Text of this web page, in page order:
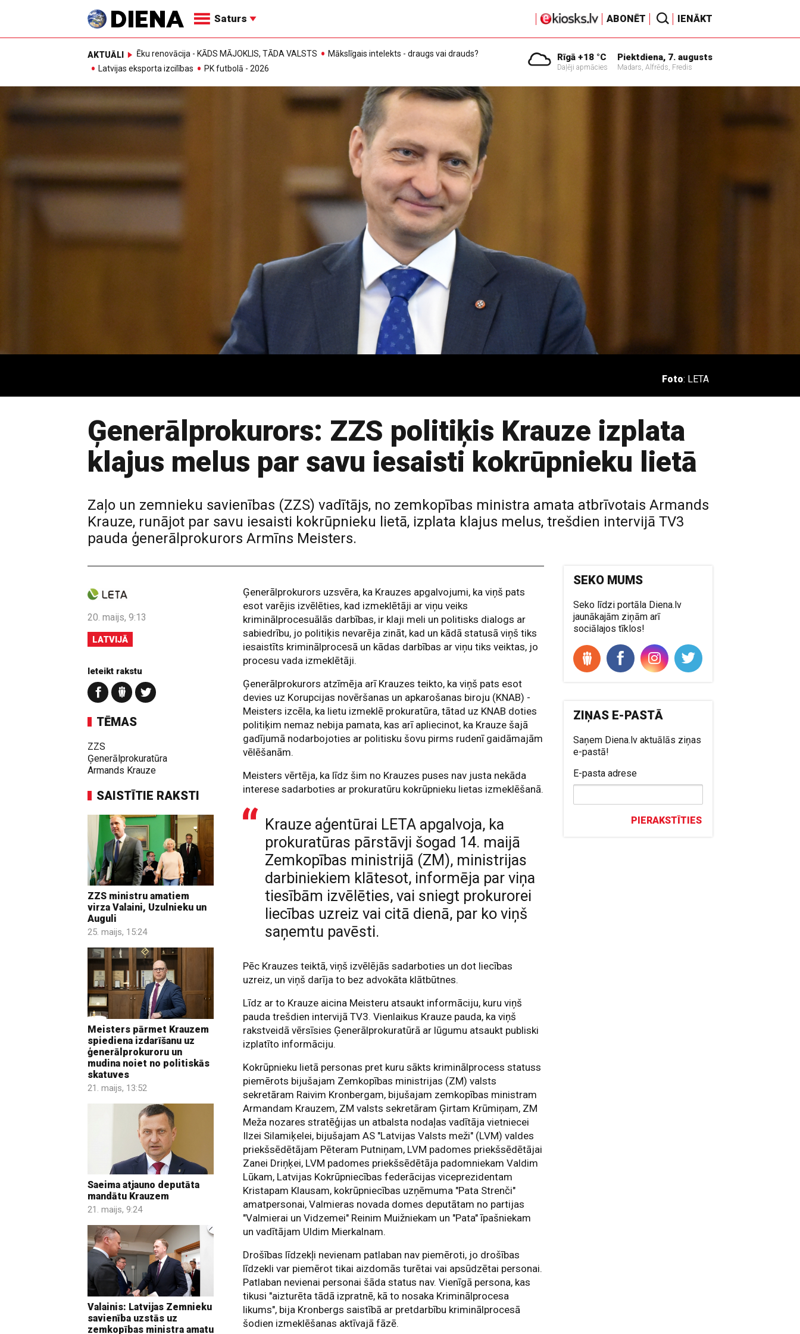
Saturs ABONĒT IENĀKT
AKTUĀLI Ēku renovācija - KĀDS MĀJOKLIS, TĀDA VALSTS
Mākslīgais intelekts - draugs vai drauds?
Latvijas eksporta izcilības
PK futbolā - 2026
Rīgā +18 °C
Daļēji apmācies
Piektdiena, 7. augusts
Madars, Alfrēds, Fredis
Foto: LETA
Ģenerālprokurors: ZZS politiķis Krauze izplata
klajus melus par savu iesaisti kokrūpnieku lietā
Zaļo un zemnieku savienības (ZZS) vadītājs, no zemkopības ministra amata atbrīvotais Armands
Krauze, runājot par savu iesaisti kokrūpnieku lietā, izplata klajus melus, trešdien intervijā TV3
pauda ģenerālprokurors Armīns Meisters.
20. maijs, 9:13
LATVIJĀ
Ieteikt rakstu
TĒMAS
ZZS
Ģenerālprokuratūra
Armands Krauze
SAISTĪTIE RAKSTI
ZZS ministru amatiem
virza Valaini, Uzulnieku un
Auguli
25. maijs, 15:24
Meisters pārmet Krauzem
spiediena izdarīšanu uz
ģenerālprokuroru un
mudina noiet no politiskās
skatuves
21. maijs, 13:52
Saeima atjauno deputāta
mandātu Krauzem
21. maijs, 9:24
Valainis: Latvijas Zemnieku
savienība uzstās uz
zemkopības ministra amatu
Ģenerālprokurors uzsvēra, ka Krauzes apgalvojumi, ka viņš pats
esot varējis izvēlēties, kad izmeklētāji ar viņu veiks
kriminālprocesuālās darbības, ir klaji meli un politisks dialogs ar
sabiedrību, jo politiķis nevarēja zināt, kad un kādā statusā viņš tiks
iesaistīts kriminālprocesā un kādas darbības ar viņu tiks veiktas, jo
procesu vada izmeklētāji.
Ģenerālprokurors atzīmēja arī Krauzes teikto, ka viņš pats esot
devies uz Korupcijas novēršanas un apkarošanas biroju (KNAB) -
Meisters izcēla, ka lietu izmeklē prokuratūra, tātad uz KNAB doties
politiķim nemaz nebija pamata, kas arī apliecinot, ka Krauze šajā
gadījumā nodarbojoties ar politisku šovu pirms rudenī gaidāmajām
vēlēšanām.
Meisters vērtēja, ka līdz šim no Krauzes puses nav justa nekāda
interese sadarboties ar prokuratūru kokrūpnieku lietas izmeklēšanā.
Krauze aģentūrai LETA apgalvoja, ka
prokuratūras pārstāvji šogad 14. maijā
Zemkopības ministrijā (ZM), ministrijas
darbiniekiem klātesot, informēja par viņa
tiesībām izvēlēties, vai sniegt prokurorei
liecības uzreiz vai citā dienā, par ko viņš
saņemtu pavēsti.
Pēc Krauzes teiktā, viņš izvēlējās sadarboties un dot liecības
uzreiz, un viņš darīja to bez advokāta klātbūtnes.
Līdz ar to Krauze aicina Meisteru atsaukt informāciju, kuru viņš
pauda trešdien intervijā TV3. Vienlaikus Krauze pauda, ka viņš
rakstveidā vērsīsies Ģenerālprokuratūrā ar lūgumu atsaukt publiski
izplatīto informāciju.
Kokrūpnieku lietā personas pret kuru sākts kriminālprocess statuss
piemērots bijušajam Zemkopības ministrijas (ZM) valsts
sekretāram Raivim Kronbergam, bijušajam zemkopības ministram
Armandam Krauzem, ZM valsts sekretāram Ģirtam Krūmiņam, ZM
Meža nozares stratēģijas un atbalsta nodaļas vadītāja vietniecei
Ilzei Silamiķelei, bijušajam AS "Latvijas Valsts meži" (LVM) valdes
priekšsēdētājam Pēteram Putniņam, LVM padomes priekšsēdētājai
Zanei Driņķei, LVM padomes priekšsēdētāja padomniekam Valdim
Lūkam, Latvijas Kokrūpniecības federācijas viceprezidentam
Kristapam Klausam, kokrūpniecības uzņēmuma "Pata Strenči"
amatpersonai, Valmieras novada domes deputātam no partijas
"Valmierai un Vidzemei" Reinim Muižniekam un "Pata" īpašniekam
un vadītājam Uldim Mierkalnam.
Drošības līdzekļi nevienam patlaban nav piemēroti, jo drošības
līdzekli var piemērot tikai aizdomās turētai vai apsūdzētai personai.
Patlaban nevienai personai šāda status nav. Vienīgā persona, kas
tikusi "aizturēta tādā izpratnē, kā to nosaka Kriminālprocesa
likums", bija Kronbergs saistībā ar pretdarbību kriminālprocesā
šodien izmeklēšanas aktīvajā fāzē.
SEKO MUMS
Seko līdzi portāla Diena.lv
jaunākajām ziņām arī
sociālajos tīklos!
ZIŅAS E-PASTĀ
Saņem Diena.lv aktuālās ziņas
e-pastā!
E-pasta adrese
PIERAKSTĪTIES